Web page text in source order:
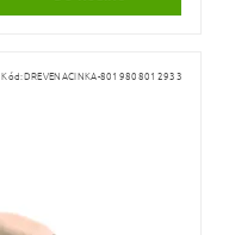
Kód:DREVENACINKA-8019808012933